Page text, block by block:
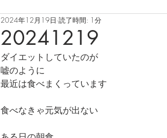
20241219
2024年12月19日 読了時間: 1分
ダイエットしていたのが
嘘のように
最近は食べまくっています
食べなきゃ元気が出ない